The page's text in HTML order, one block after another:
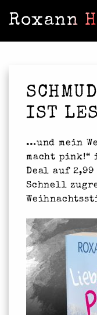
Roxann
IST
…und mein
macht
Deal auf
Schnell